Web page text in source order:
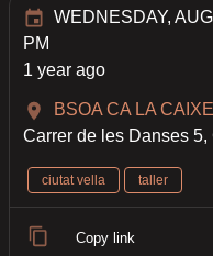
WEDNESDAY,
PM
1 year ago
BSOA CA LA
Carrer de les Danses 5,
ciutat vella taller
Copy link